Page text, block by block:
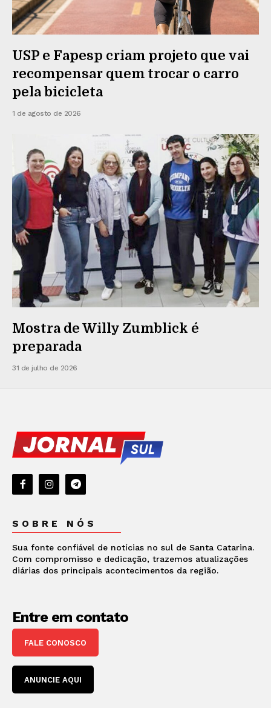
USP e Fapesp criam projeto que vai
recompensar quem trocar o carro
pela bicicleta
1 de agosto de 2026
Mostra de Willy Zumblick é
preparada
31 de julho de 2026
SOBRE NÓS
Sua fonte confiável de notícias no sul de Santa Catarina.
Com compromisso e dedicação, trazemos atualizações
diárias dos principais acontecimentos da região.
Entre em contato
FALE CONOSCO
ANUNCIE AQUI